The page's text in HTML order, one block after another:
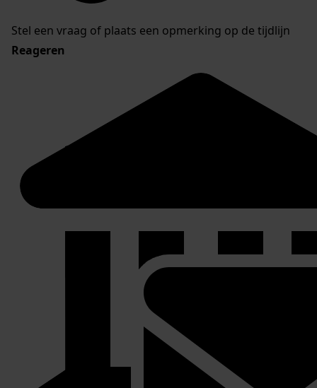
Stel een vraag of plaats een opmerking op de tijdlijn
Reageren